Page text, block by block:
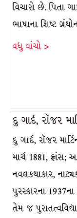
વિચારો છે. પિતા
ભાષાના શિષ્ટ
વધુ વાંચો >
દુ ગાર્દ, રૉજર
દુ ગાર્દ, રૉજર
માર્ચ 1881,
નવલકથાકાર,
પુરસ્કારના 1937ના
તેમ જ